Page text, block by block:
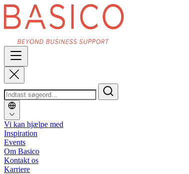
Vi kan hjælpe med
Inspiration
Events
Om Basico
Kontakt os
Karriere